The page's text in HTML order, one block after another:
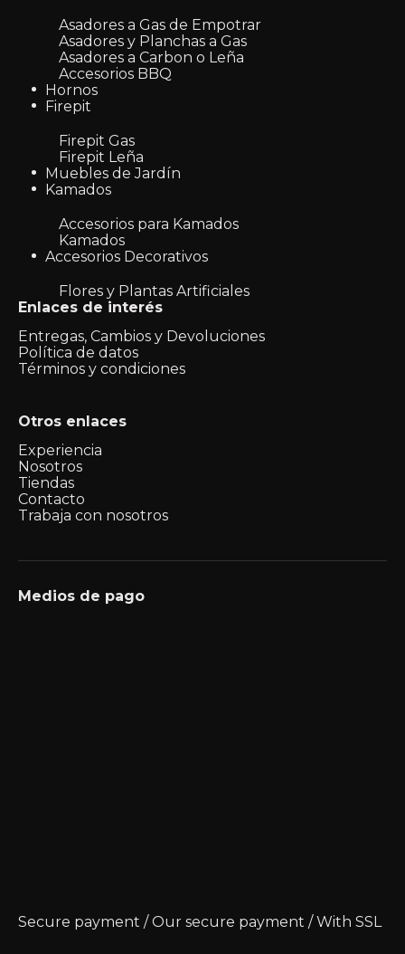
Asadores a Gas de Empotrar
Asadores y Planchas a Gas
Asadores a Carbon o Leña
Accesorios BBQ
Hornos
Firepit
Firepit Gas
Firepit Leña
Muebles de Jardín
Kamados
Accesorios para Kamados
Kamados
Accesorios Decorativos
Flores y Plantas Artificiales
Enlaces de interés
Entregas, Cambios y Devoluciones
Política de datos
Términos y condiciones
Otros enlaces
Experiencia
Nosotros
Tiendas
Contacto
Trabaja con nosotros
Medios de pago
Secure payment / Our secure payment / With SSL